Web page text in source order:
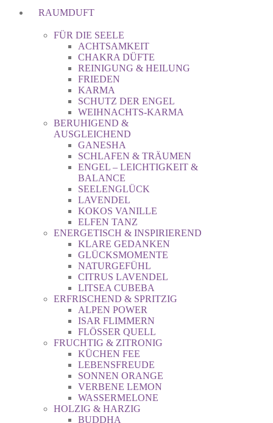
RAUMDUFT
FÜR DIE SEELE
ACHTSAMKEIT
CHAKRA DÜFTE
REINIGUNG & HEILUNG
FRIEDEN
KARMA
SCHUTZ DER ENGEL
WEIHNACHTS-KARMA
BERUHIGEND &
AUSGLEICHEND
GANESHA
SCHLAFEN & TRÄUMEN
ENGEL – LEICHTIGKEIT &
BALANCE
SEELENGLÜCK
LAVENDEL
KOKOS VANILLE
ELFEN TANZ
ENERGETISCH & INSPIRIEREND
KLARE GEDANKEN
GLÜCKSMOMENTE
NATURGEFÜHL
CITRUS LAVENDEL
LITSEA CUBEBA
ERFRISCHEND & SPRITZIG
ALPEN POWER
ISAR FLIMMERN
FLÖSSER QUELL
FRUCHTIG & ZITRONIG
KÜCHEN FEE
LEBENSFREUDE
SONNEN ORANGE
VERBENE LEMON
WASSERMELONE
HOLZIG & HARZIG
BUDDHA